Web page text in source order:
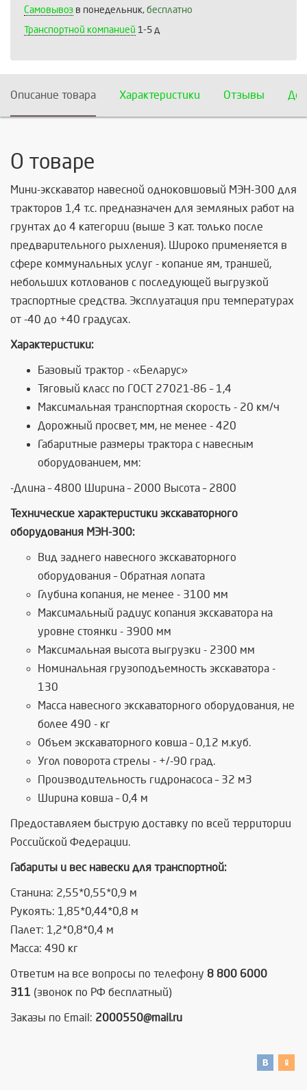
Самовывоз в понедельник, бесплатно
Транспортной компанией 1-5 д
Описание товара Характеристики Отзывы
О товаре
Мини-экскаватор навесной одноковшовый МЭН-300 для
тракторов 1,4 т.с. предназначен для земляных работ на
грунтах до 4 категории (выше 3 кат. только после
предварительного рыхления). Широко применяется в
сфере коммунальных услуг - копание ям, траншей,
небольших котлованов с последующей выгрузкой
траспортные средства. Эксплуатация при температурах
от -40 до +40 градусах.
Характеристики:
Базовый трактор - «Беларус»
Тяговый класс по ГОСТ 27021-86 – 1,4
Максимальная транспортная скорость - 20 км/ч
Дорожный просвет, мм, не менее - 420
Габаритные размеры трактора с навесным
оборудованием, мм:
-Длина – 4800 Ширина – 2000 Высота – 2800
Технические характеристики экскаваторного
оборудования МЭН-300:
Вид заднего навесного экскаваторного
оборудования – Обратная лопата
Глубина копания, не менее - 3100 мм
Максимальный радиус копания экскаватора на
уровне стоянки - 3900 мм
Максимальная высота выгрузки - 2300 мм
Номинальная грузоподъемность экскаватора -
130
Масса навесного экскаваторного оборудования, не
более 490 - кг
Объем экскаваторного ковша – 0,12 м.куб.
Угол поворота стрелы - +/-90 град.
Производительность гидронасоса – 32 м3
Ширина ковша – 0,4 м
Предоставляем быструю доставку по всей территории
Российской Федерации.
Габариты и вес навески для транспортной:
Станина: 2,55*0,55*0,9 м
Рукоять: 1,85*0,44*0,8 м
Палет: 1,2*0,8*0,4 м
Масса: 490 кг
Ответим на все вопросы по телефону 8 800 6000
311 (звонок по РФ бесплатный)
Заказы по Email: 2000550@mail.ru